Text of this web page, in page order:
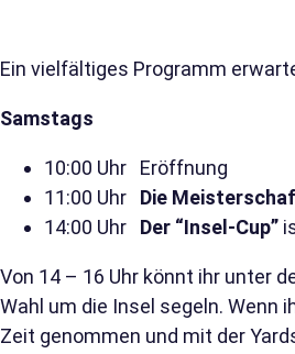
Ein vielfältiges Programm
Samstags
10:00 Uhr Eröffnung
11:00 Uhr Die
14:00 Uhr Der “Insel-Cup”
Von 14 – 16 Uhr könnt ihr unter
Wahl um die Insel segeln. Wenn
Zeit genommen und mit der